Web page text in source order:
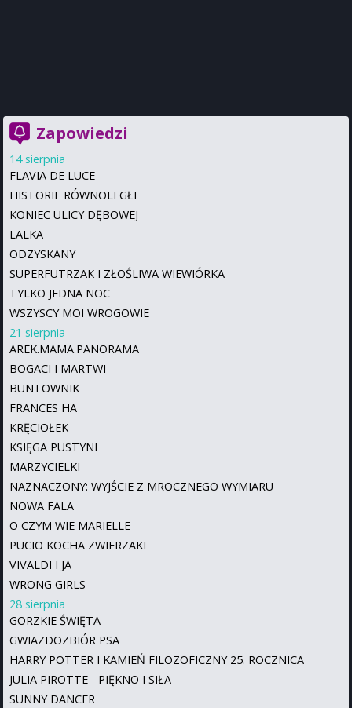
Zapowiedzi
14 sierpnia
FLAVIA DE LUCE
HISTORIE RÓWNOLEGŁE
KONIEC ULICY DĘBOWEJ
LALKA
ODZYSKANY
SUPERFUTRZAK I ZŁOŚLIWA WIEWIÓRKA
TYLKO JEDNA NOC
WSZYSCY MOI WROGOWIE
21 sierpnia
AREK.MAMA.PANORAMA
BOGACI I MARTWI
BUNTOWNIK
FRANCES HA
KRĘCIOŁEK
KSIĘGA PUSTYNI
MARZYCIELKI
NAZNACZONY: WYJŚCIE Z MROCZNEGO WYMIARU
NOWA FALA
O CZYM WIE MARIELLE
PUCIO KOCHA ZWIERZAKI
VIVALDI I JA
WRONG GIRLS
28 sierpnia
GORZKIE ŚWIĘTA
GWIAZDOZBIÓR PSA
HARRY POTTER I KAMIEŃ FILOZOFICZNY 25. ROCZNICA
JULIA PIROTTE - PIĘKNO I SIŁA
SUNNY DANCER